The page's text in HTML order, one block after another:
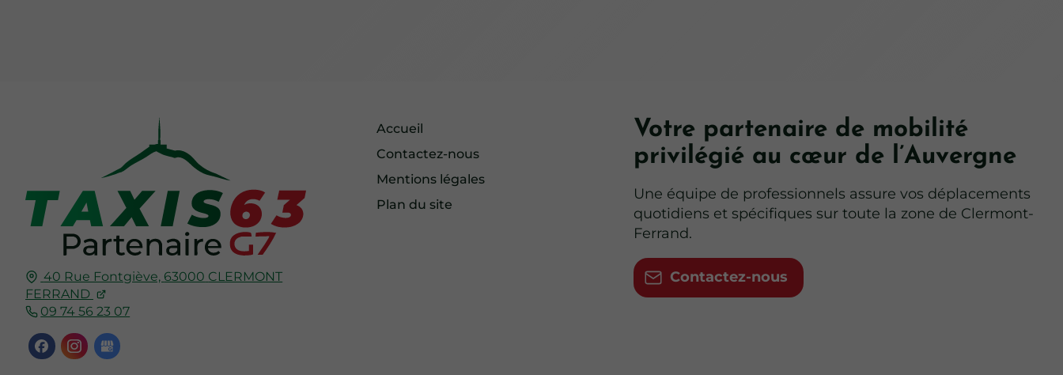
40 Rue Fontgiève, 63000 CLERMONT
FERRAND
09 74 56 23 07
Accueil
Contactez-nous
Mentions légales
Plan du site
Votre partenaire de mobilité
privilégié au cœur de l’Auvergne
Une équipe de professionnels assure vos déplacements
quotidiens et spécifiques sur toute la zone de Clermont-
Ferrand.
Contactez-nous